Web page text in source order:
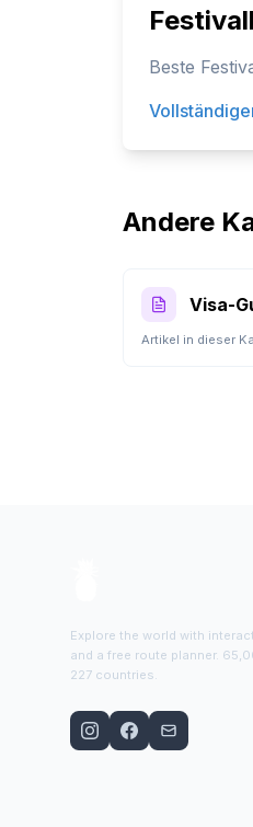
Beste
Andere
Visa-
Artikel in dieser
Explore the world with
and a free route planner.
227 countries.